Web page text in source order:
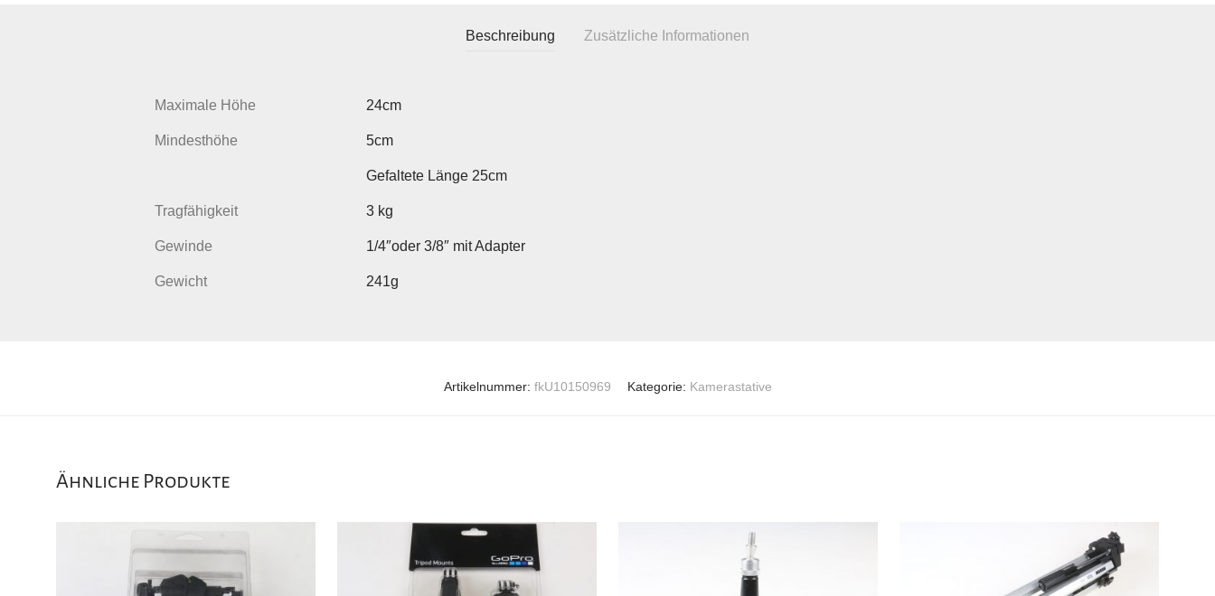
Beschreibung Zusätzliche Informationen
Maximale Höhe 24cm
Mindesthöhe 5cm
Gefaltete Länge 25cm
Tragfähigkeit 3 kg
Gewinde 1/4″oder 3/8″ mit Adapter
Gewicht 241g
Artikelnummer: fkU10150969 Kategorie: Kamerastative
Ähnliche Produkte